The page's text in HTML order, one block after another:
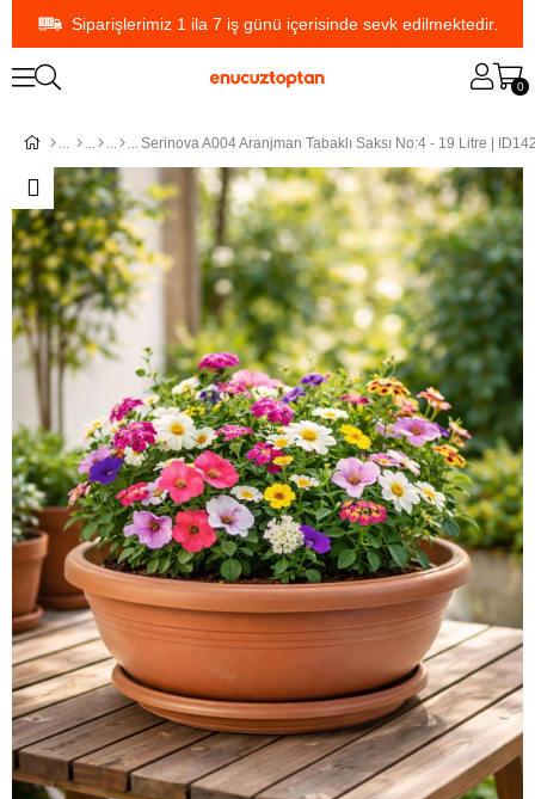
Siparişlerimiz 1 ila 7 iş günü içerisinde sevk edilmektedir.
0
Serinova A004 Aranjman Tabaklı Saksı No:4 - 19 Litre |